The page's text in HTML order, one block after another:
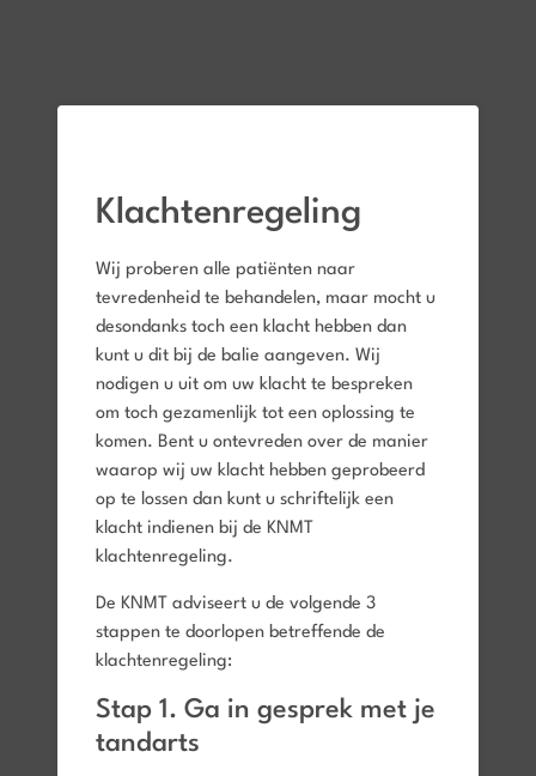
Klachtenregeling
Wij proberen alle patiënten naar
tevredenheid te behandelen, maar mocht u
desondanks toch een klacht hebben dan
kunt u dit bij de balie aangeven. Wij
nodigen u uit om uw klacht te bespreken
om toch gezamenlijk tot een oplossing te
komen. Bent u ontevreden over de manier
waarop wij uw klacht hebben geprobeerd
op te lossen dan kunt u schriftelijk een
klacht indienen bij de KNMT
klachtenregeling.
De KNMT adviseert u de volgende 3
stappen te doorlopen betreffende de
klachtenregeling:
Stap 1. Ga in gesprek met je
tandarts